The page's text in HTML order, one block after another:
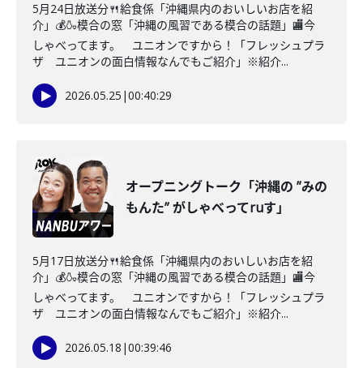
5月24日放送分🍴給食係「沖縄県内のおいしいお店を紹
介」💰🍶模合の窓「沖縄の風習である模合の話題」🏬今
しゃべってます。 ユニオンですから！「フレッシュプラ
ザ ユニオンの面白情報なんでもご紹介」※紹介...
2026.05.25 |00:40:29
オープニングトーク「沖縄の ”みの
もんた” がしゃべってruす」
5月17日放送分🍴給食係「沖縄県内のおいしいお店を紹
介」💰🍶模合の窓「沖縄の風習である模合の話題」🏬今
しゃべってます。 ユニオンですから！「フレッシュプラ
ザ ユニオンの面白情報なんでもご紹介」※紹介...
2026.05.18 |00:39:46